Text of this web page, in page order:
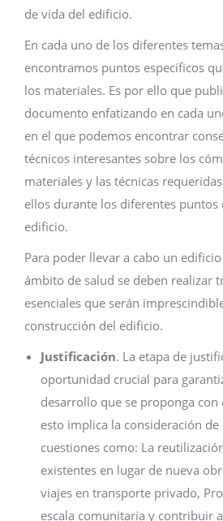
de vida del edificio.
En cada uno de los diferentes
encontramos puntos específicos
los materiales. Es por ello que
documento enfatizando en cada
en el que podemos encontrar
técnicos interesantes sobre los
materiales y las técnicas
ellos durante los diferentes puntos
edificio.
Para poder llevar a cabo un
ámbito de salud se deben realizar
esenciales que serán
construcción del edificio.
Justificación. La etapa de
oportunidad crucial para
desarrollo que se proponga
esto implica la consideración
cuestiones como: La
existentes en lugar de nueva
viajes en transporte privado,
escala comunitaria y contribuir